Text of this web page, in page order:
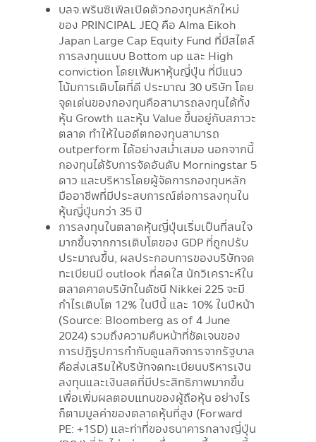
บลจ.พรินซิเพิลเปิดตัวกองทุนหลักใหม่
ของ PRINCIPAL JEQ คือ Alma Eikoh
Japan Large Cap Equity Fund ที่มีสไตล์
การลงทุนแบบ Bottom up และ High
conviction โดยเฟ้นหาหุ้นญี่ปุ่น ที่มีแนว
โน้มการเติบโตที่ดี ประมาณ 30 บริษัท โดย
จุดเด่นของกองทุนคือสามารถลงทุนได้ทั้ง
หุ้น Growth และหุ้น Value ขึ้นอยู่กับสภาวะ
ตลาด ทำให้ในอดีตกองทุนสามารถ
outperform ได้อย่างสม่ำเสมอ นอกจากนี้
กองทุนได้รับการจัดอันดับ Morningstar 5
ดาว และบริหารโดยผู้จัดการกองทุนหลัก
มืออาชีพที่มีประสบการณ์ต่อการลงทุนใน
หุ้นญี่ปุ่นกว่า 35 ปี
การลงทุนในตลาดหุ้นญี่ปุ่นเริ่มเป็นที่สนใจ
มากขึ้นจากการเติบโตของ GDP ที่ถูกปรับ
ประมาณขึ้น, ผลประกอบการของบริษัทจด
ทะเบียนมี outlook ที่สดใส นักวิเคราะห์ใน
ตลาดคาดบริษัทในดัชนี Nikkei 225 จะมี
กำไรเติบโต 12% ในปีนี้ และ 10% ในปีหน้า
(Source: Bloomberg as of 4 June
2024) รวมถึงความคืบหน้าที่ชัดเจนของ
การปฏิรูปการกำกับดูแลกิจการจากรัฐบาล
คือส่งเสริมให้บริษัทจดทะเบียนบริหารเงิน
ลงทุนและเงินสดที่มีประสิทธิภาพมากขึ้น
เพื่อเพิ่มผลตอบแทนของผู้ถือหุ้น อย่างไร
ก็ตามมูลค่าของตลาดหุ้นที่สูง (Forward
PE: +1SD) และท่าที่ของธนาคารกลางญี่ปุ่น